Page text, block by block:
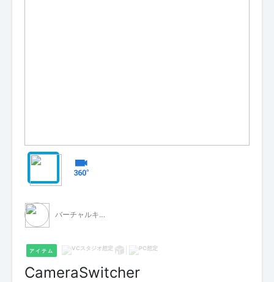
バーチャルキャスト公式 素材配布
アイテム
CameraSwitcher